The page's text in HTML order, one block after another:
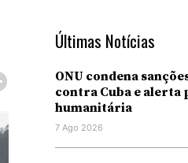
Últimas Notícias
ONU condena
contra Cuba e alerta
humanitária
7 Ago 2026